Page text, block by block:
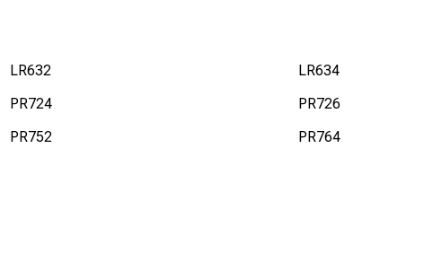
LR632 LR634
PR724 PR726
PR752 PR764